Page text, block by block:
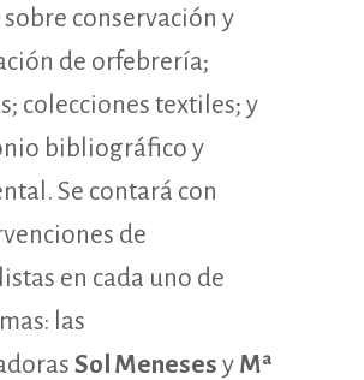
conservación y
de orfebrería;
colecciones textiles; y
bibliográfico y
Se contará con
de
en cada uno de
las
Sol Meneses y Mª